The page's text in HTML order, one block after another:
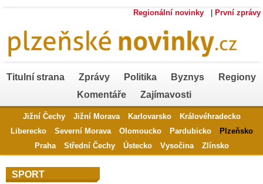
Regionální novinky První zprávy
Titulní strana Zprávy Politika Byznys
Regiony
Komentáře
Zajímavosti
Jižní Čechy Jižní Morava Karlovarsko
Královéhradecko
Liberecko
Severní Morava Olomoucko Pardubicko
Plzeňsko
Praha
Střední Čechy Ústecko Vysočina Zlínsko
SPORT